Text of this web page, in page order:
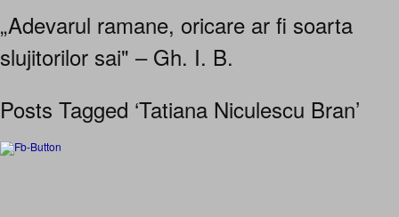
„Adevarul ramane, oricare ar fi soarta
slujitorilor sai" – Gh. I. B.
Posts Tagged ‘Tatiana Niculescu Bran’